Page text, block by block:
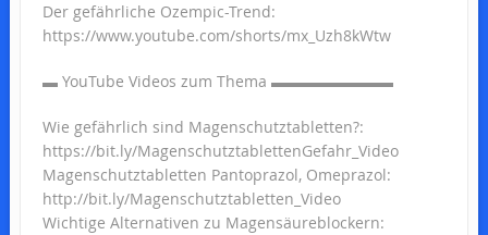
Der gefährliche Ozempic-Trend:
https://www.youtube.com/shorts/mx_Uzh8kWtw
▬ YouTube Videos zum Thema ▬▬▬▬▬▬▬▬
Wie gefährlich sind Magenschutztabletten?:
https://bit.ly/MagenschutztablettenGefahr_Video
Magenschutztabletten Pantoprazol, Omeprazol:
http://bit.ly/Magenschutztabletten_Video
Wichtige Alternativen zu Magensäureblockern: